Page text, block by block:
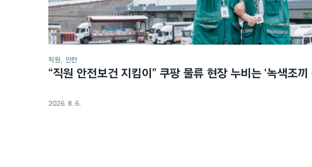
직원 안전
“직원 안전보건 지킴이” 쿠팡 물류 현장 누비는 ‘녹색조끼
2026. 8. 6.